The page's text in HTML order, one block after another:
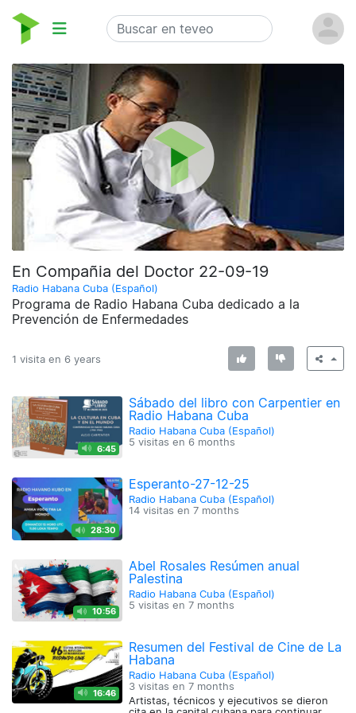
En Compañia del Doctor 22-09-19
Radio Habana Cuba (Español)
Programa de Radio Habana Cuba dedicado a la
Prevención de Enfermedades
1 visita en 6 years
6:45
Sábado del libro con Carpentier en
Radio Habana Cuba
Radio Habana Cuba (Español)
5 visitas en 6 months
28:30
Esperanto-27-12-25
Radio Habana Cuba (Español)
14 visitas en7 months
10:56
Abel Rosales Resúmen anual
Palestina
Radio Habana Cuba (Español)
5 visitas en7 months
16:46
Resumen del Festival de Cine de La
Habana
Radio Habana Cuba (Español)
3 visitas en7 months
Artistas, técnicos y ejecutivos se dieron